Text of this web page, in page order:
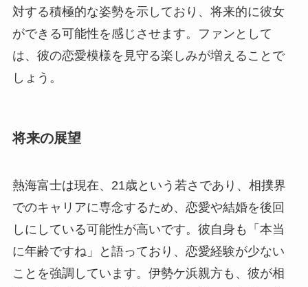
対する積極的な姿勢を示しており、将来的に彼女
ができる可能性を感じさせます。ファンとして
は、彼の恋愛模様を見守る楽しみが増えることで
しょう。
将来の展望
熱海富士は現在、21歳という若さであり、相撲界
でのキャリアに専念するため、恋愛や結婚を後回
しにしている可能性が高いです。彼自身も「本当
に年齢ですね」と語っており、恋愛経験が少ない
ことを強調しています。伊勢ケ浜親方も、彼が相